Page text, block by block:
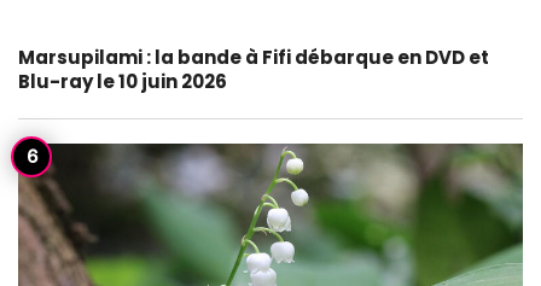
Marsupilami : la bande à Fifi débarque en DVD et
Blu-ray le 10 juin 2026